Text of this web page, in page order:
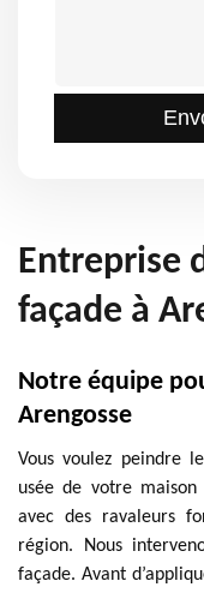
Entreprise
façade à
Notre équipe
Arengosse
Vous voulez peindre
usée de votre maison
avec des ravaleurs
région. Nous
façade. Avant